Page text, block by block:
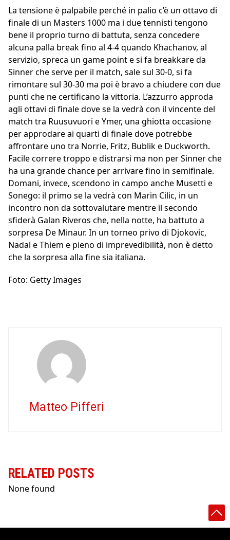
La tensione è palpabile perché in palio c’è un ottavo di
finale di un Masters 1000 ma i due tennisti tengono
bene il proprio turno di battuta, senza concedere
alcuna palla break fino al 4-4 quando Khachanov, al
servizio, spreca un game point e si fa breakkare da
Sinner che serve per il match, sale sul 30-0, si fa
rimontare sul 30-30 ma poi è bravo a chiudere con due
punti che ne certificano la vittoria. L’azzurro approda
agli ottavi di finale dove se la vedrà con il vincente del
match tra Ruusuvuori e Ymer, una ghiotta occasione
per approdare ai quarti di finale dove potrebbe
affrontare uno tra Norrie, Fritz, Bublik e Duckworth.
Facile correre troppo e distrarsi ma non per Sinner che
ha una grande chance per arrivare fino in semifinale.
Domani, invece, scendono in campo anche Musetti e
Sonego: il primo se la vedrà con Marin Cilic, in un
incontro non da sottovalutare mentre il secondo
sfiderà Galan Riveros che, nella notte, ha battuto a
sorpresa De Minaur. In un torneo privo di Djokovic,
Nadal e Thiem e pieno di imprevedibilità, non è detto
che la sorpresa alla fine sia italiana.
Foto: Getty Images
Matteo Pifferi
RELATED POSTS
None found